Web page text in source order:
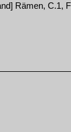
Rämen, C.1,